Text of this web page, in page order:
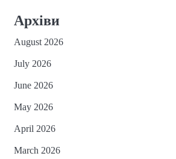
Архіви
August 2026
July 2026
June 2026
May 2026
April 2026
March 2026